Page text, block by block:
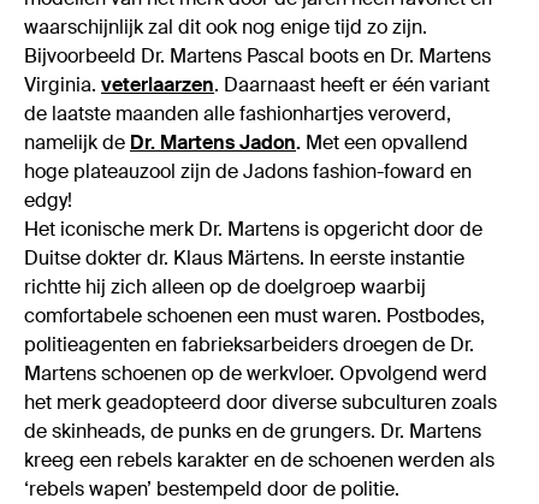
waarschijnlijk zal dit ook nog enige tijd zo zijn.
Bijvoorbeeld Dr. Martens Pascal boots en Dr. Martens
Virginia. veterlaarzen. Daarnaast heeft er één variant
de laatste maanden alle fashionhartjes veroverd,
namelijk de Dr. Martens Jadon. Met een opvallend
hoge plateauzool zijn de Jadons fashion-foward en
edgy!
Het iconische merk Dr. Martens is opgericht door de
Duitse dokter dr. Klaus Märtens. In eerste instantie
richtte hij zich alleen op de doelgroep waarbij
comfortabele schoenen een must waren. Postbodes,
politieagenten en fabrieksarbeiders droegen de Dr.
Martens schoenen op de werkvloer. Opvolgend werd
het merk geadopteerd door diverse subculturen zoals
de skinheads, de punks en de grungers. Dr. Martens
kreeg een rebels karakter en de schoenen werden als
‘rebels wapen’ bestempeld door de politie.